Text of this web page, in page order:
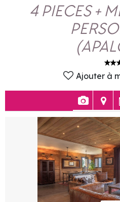
4 PIECES +
(
Ajouter à